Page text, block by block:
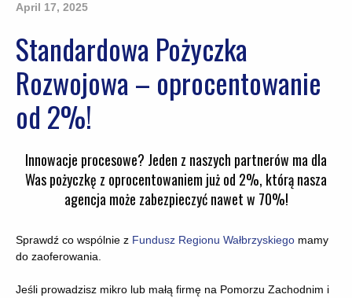
April 17, 2025
Standardowa Pożyczka
Rozwojowa – oprocentowanie
od 2%!
Innowacje procesowe? Jeden z naszych partnerów ma dla
Was pożyczkę z oprocentowaniem już od 2%, którą nasza
agencja może zabezpieczyć nawet w 70%!
Sprawdź co wspólnie z Fundusz Regionu Wałbrzyskiego mamy
do zaoferowania.
Jeśli prowadzisz mikro lub małą firmę na Pomorzu Zachodnim i